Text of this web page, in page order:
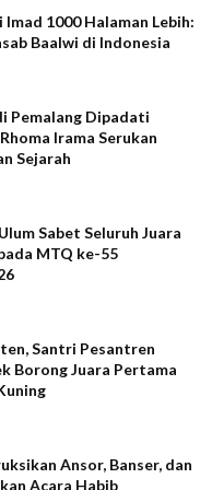
sebesar Rp 1,2
menyerap 36.000
Sarana dan
terdiri dari bilik
tempat cuci
instalasi
juta.
Lebih: Sejarah
Puluhan Ribu
1000 Halaman Lebih:
Baalwi di Indonesia
Pemalang Dipadati
Irama Serukan
Sejarah
Sabet Seluruh Juara
MTQ ke-55
Santri Pesantren
Borong Juara Pertama
Ansor, Banser, dan
Acara Habib